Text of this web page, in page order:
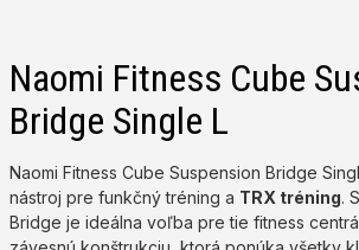
Naomi Fitness Cube
Bridge Single L
Naomi Fitness Cube Suspension Bridge
nástroj pre funkčný tréning a TRX tréning.
Bridge je ideálna voľba pre tie fitness